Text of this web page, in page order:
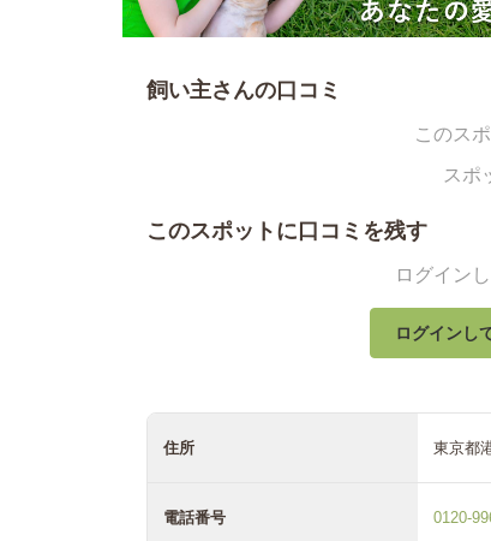
飼い主さんの口コミ
このス
スポ
このスポットに口コミを残す
ログイン
ログインし
住所 東京都
電話番号 0120-